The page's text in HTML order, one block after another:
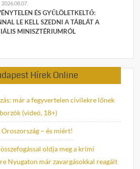
2026.08.07.
ÉS GYŰLÖLETKELTŐ:
LE KELL SZEDNI A TÁBLÁT A
MINISZTÉRIUMRÓL
Hírek Online
már a fegyvertelen civilekre lőnek
(videó, 18+)
– és miért!
oldja meg a krími
Nyugaton már zavargásokkal reagált